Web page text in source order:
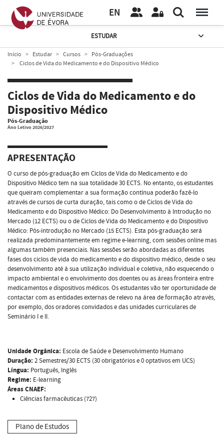
EN
ESTUDAR
Início Estudar Cursos
Pós-Graduações
Ciclos de Vida do Medicamento e do Dispositivo Médico
Ciclos de Vida do Medicamento e do
Dispositivo Médico
Pós-Graduação
Ano Letivo 2026/2027
APRESENTAÇÃO
O curso de pós-graduação em Ciclos de Vida do Medicamento e do
Dispositivo Médico tem na sua totalidade 30 ECTS. No entanto, os estudantes
que queiram complementar a sua formação contínua poderão fazê-lo
através de cursos de curta duração, tais como o de Ciclos de Vida do
Medicamento e do Dispositivo Médico: Do Desenvolvimento à Introdução no
Mercado (12 ECTS) ou o de Ciclos de Vida do Medicamento e do Dispositivo
Médico: Pós-introdução no Mercado (15 ECTS). Esta pós-graduação será
realizada predominantemente em regime e-learning, com sessões online mas
algumas também presenciais. Nas sessões serão abordadas as diferentes
fases dos ciclos de vida do medicamento e do dispositivo médico, desde o seu
desenvolvimento até à sua utilização individual e coletiva, não esquecendo o
impacto ambiental e o envolvimento dos doentes ou as áreas fronteira entre
medicamentos e dispositivos médicos. Os estudantes vão ter oportunidade de
contactar com as entidades externas de relevo na área de formação através,
por exemplo, dos oradores convidados e das unidades curriculares de
Seminário I e II.
Unidade Orgânica: Escola de Saúde e Desenvolvimento Humano
Duração: 2 Semestres/30 ECTS (30 obrigatórios e 0 optativos em UCS)
Língua: Português, Inglês
Regime: E-learning
Áreas CNAEF:
Ciências farmacêuticas (727)
Plano de Estudos